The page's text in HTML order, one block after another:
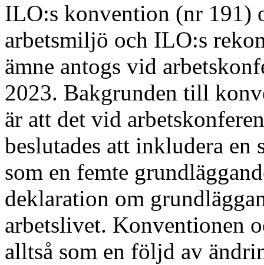
ILO:s konvention (nr 191)
arbetsmiljö och ILO:s
ämne antogs vid
2023. Bakgrunden till
är att det vid
beslutades att inkludera en
som en femte
deklaration om
arbetslivet. Konventionen
alltså som en följd av